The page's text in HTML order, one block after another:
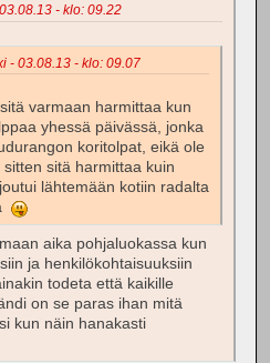
- klo: 09.22
- 03.08.13 - klo: 09.07
varmaan harmittaa kun
yhessä päivässä, jonka
koritolpat, eikä ole
sitä harmittaa kuin
lähtemään kotiin radalta
aika pohjaluokassa kun
ja henkilökohtaisuuksiin
todeta että kaikille
on se paras ihan mitä
kun näin hanakasti